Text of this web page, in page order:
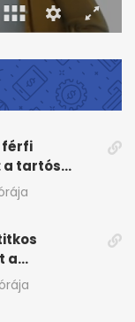
férfi
a tartós
a